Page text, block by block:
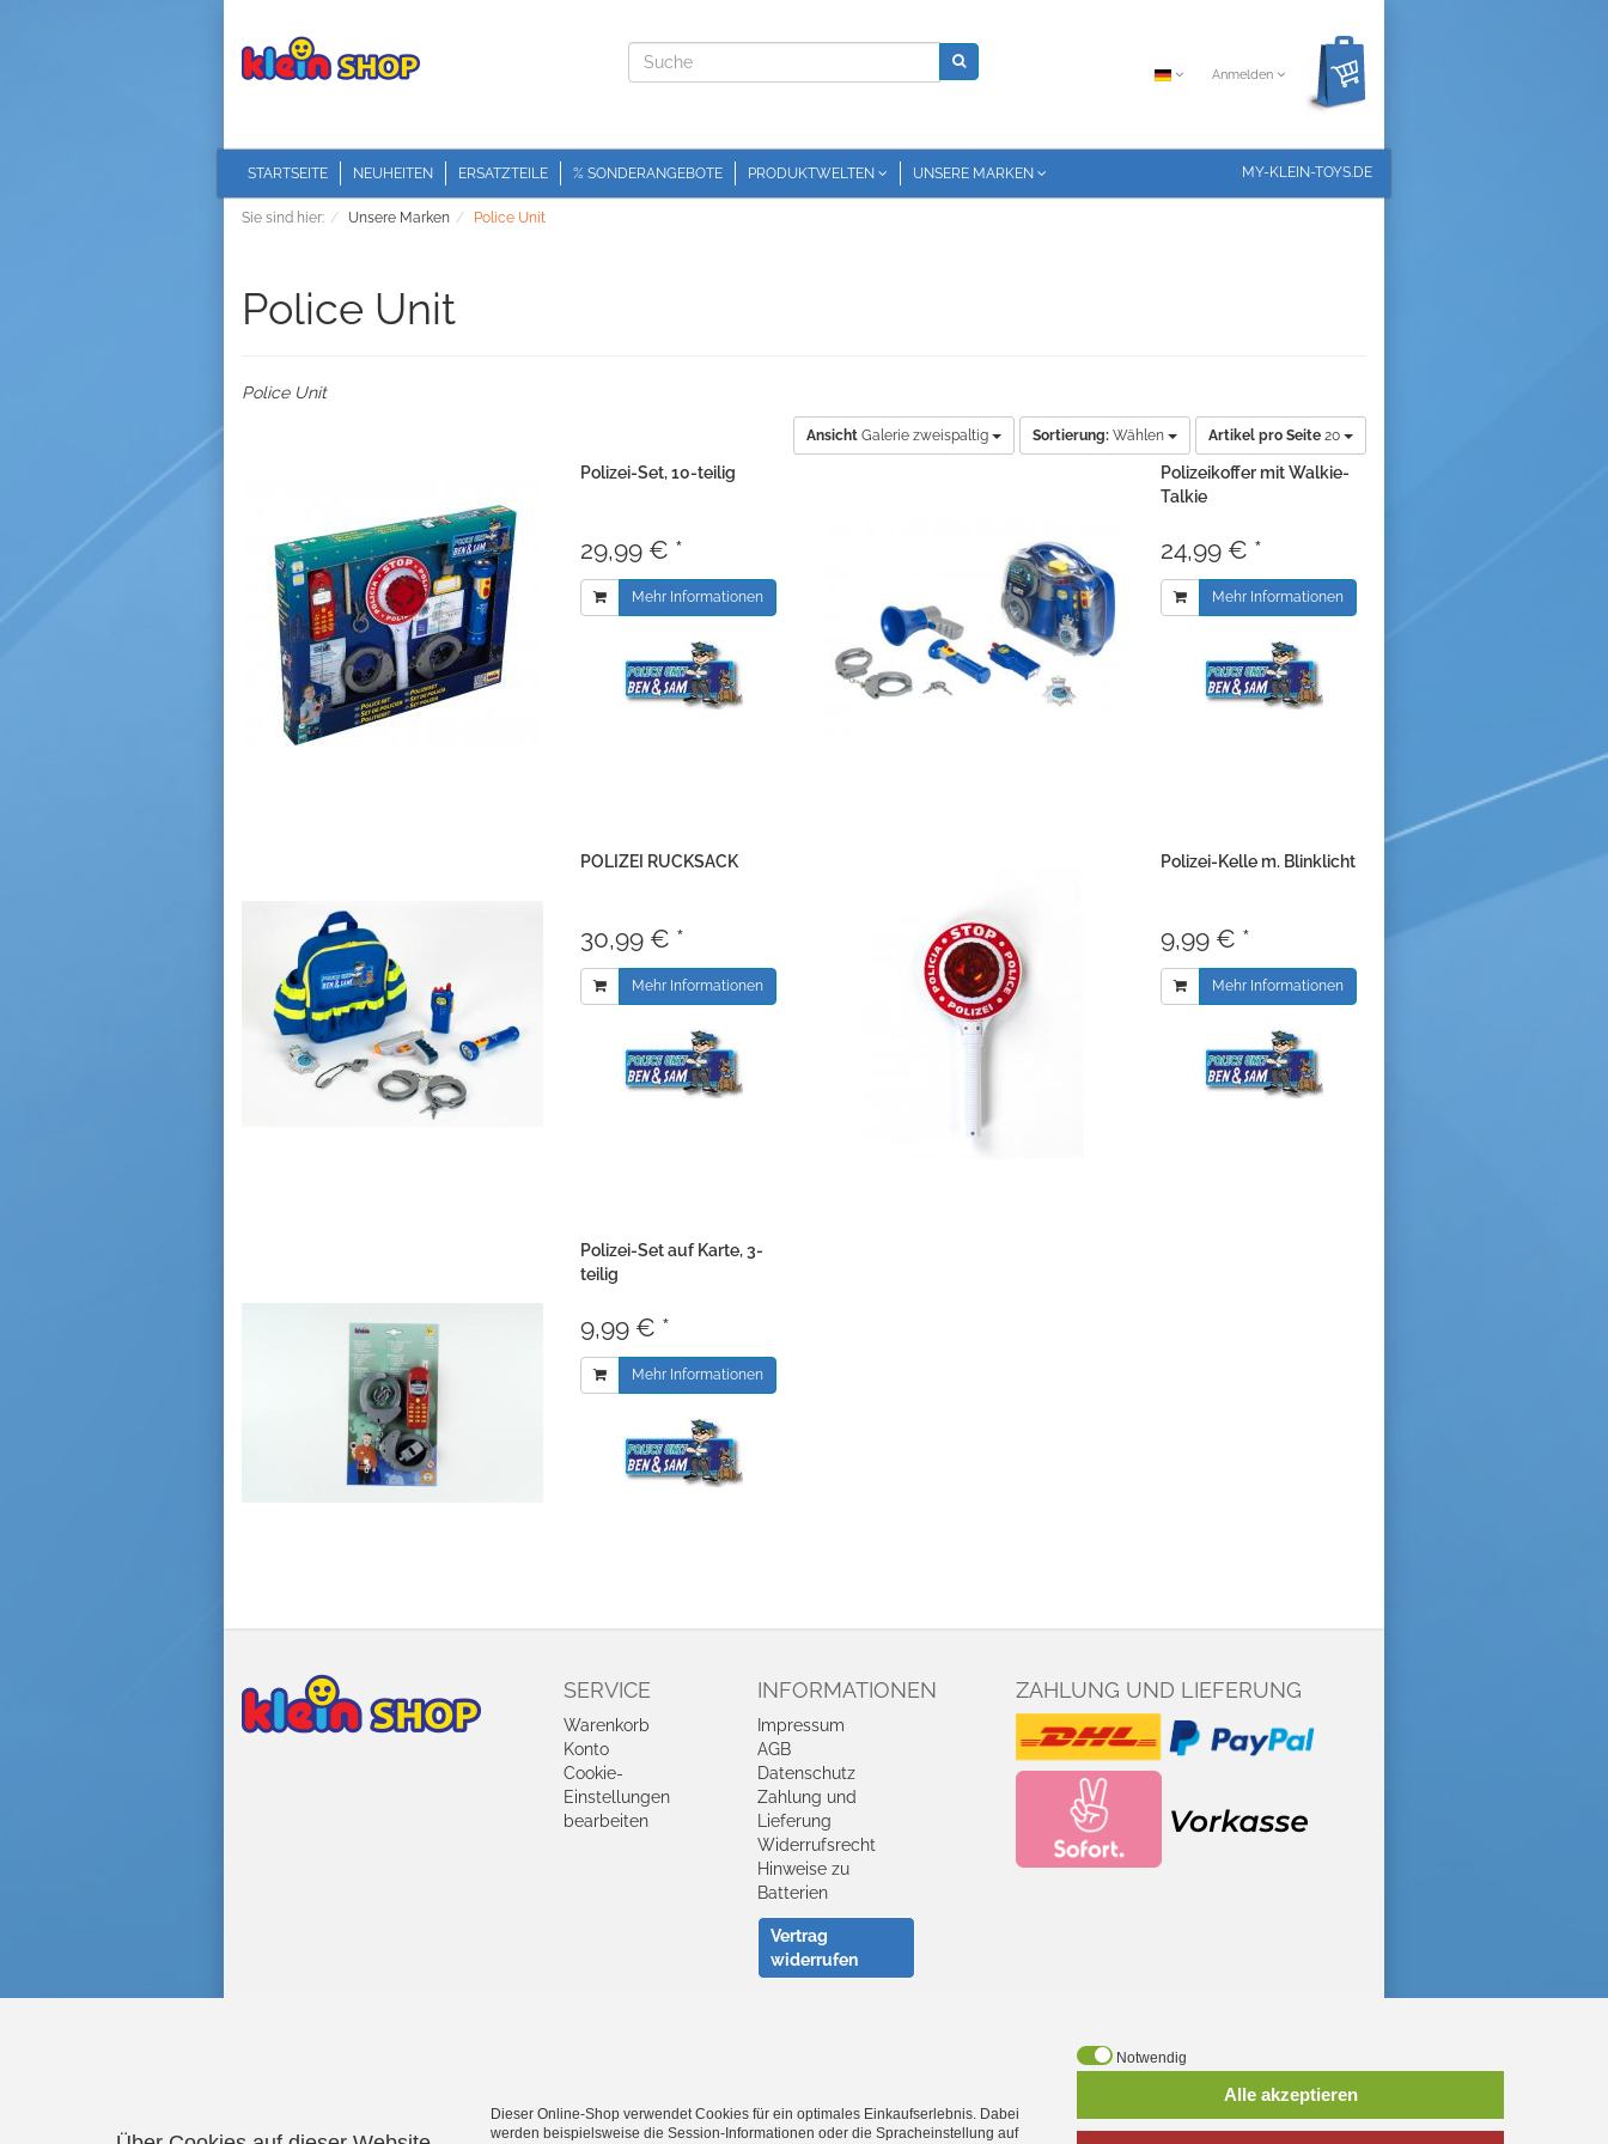
Anmelden
STARTSEITE NEUHEITEN ERSATZTEILE % SONDERANGEBOTE PRODUKTWELTEN UNSERE MARKEN MY-KLEIN-TOYS.DE
Sie sind hier: Unsere Marken Police Unit
Police Unit
Police Unit
Ansicht Galerie zweispaltig Sortierung: Wählen Artikel pro Seite 20
Polizei-Set, 10-teilig
29,99 € *
Mehr Informationen
Polizeikoffer mit Walkie-
Talkie
24,99 € *
Mehr Informationen
POLIZEI RUCKSACK
30,99 € *
Mehr Informationen
Polizei-Kelle m. Blinklicht
9,99 € *
Mehr Informationen
Polizei-Set auf Karte, 3-
teilig
9,99 € *
Mehr Informationen
SERVICE
Warenkorb
Konto
Cookie-
Einstellungen
bearbeiten
INFORMATIONEN
Impressum
AGB
Datenschutz
Zahlung und
Lieferung
Widerrufsrecht
Hinweise zu
Batterien
Vertrag
widerrufen
ZAHLUNG UND LIEFERUNG
*inkl. MwSt., zzgl.Versandkosten
- Entdecke die Theo Klein Spielzeug-Welt -
Dieser Online-Shop verwendet Cookies für ein optimales Einkaufserlebnis. Dabei
werden beispielsweise die Session-Informationen oder die Spracheinstellung auf
Notwendig
Alle akzeptieren